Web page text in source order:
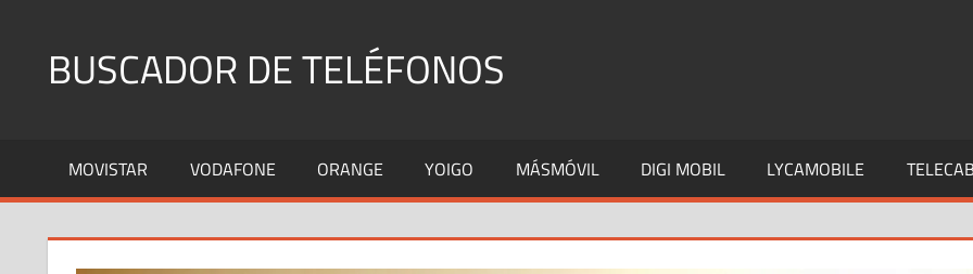
contenidoBUSCADOR DE TELÉFONOS
Fijos
y
MOVISTAR VODAFONE ORANGE YOIGO MÁSMÓVIL DIGI MOBIL LYCAMOBILE